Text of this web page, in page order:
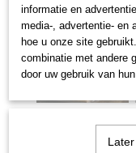
informatie en
media-, advertentie- en
hoe u onze site
combinatie met andere
door uw gebruik van